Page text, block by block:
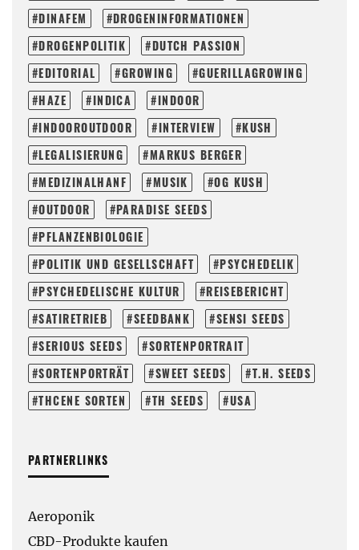
DINAFEM
DROGENINFORMATIONEN
DROGENPOLITIK
DUTCH PASSION
EDITORIAL
GROWING
GUERILLAGROWING
HAZE
INDICA
INDOOR
INDOOROUTDOOR
INTERVIEW
KUSH
LEGALISIERUNG
MARKUS BERGER
MEDIZINALHANF
MUSIK
OG KUSH
OUTDOOR
PARADISE SEEDS
PFLANZENBIOLOGIE
POLITIK UND GESELLSCHAFT
PSYCHEDELIK
PSYCHEDELISCHE KULTUR
REISEBERICHT
SATIRETRIEB
SEEDBANK
SENSI SEEDS
SERIOUS SEEDS
SORTENPORTRAIT
SORTENPORTRÄT
SWEET SEEDS
T.H. SEEDS
THCENE SORTEN
TH SEEDS USA
PARTNERLINKS
Aeroponik
CBD-Produkte kaufen